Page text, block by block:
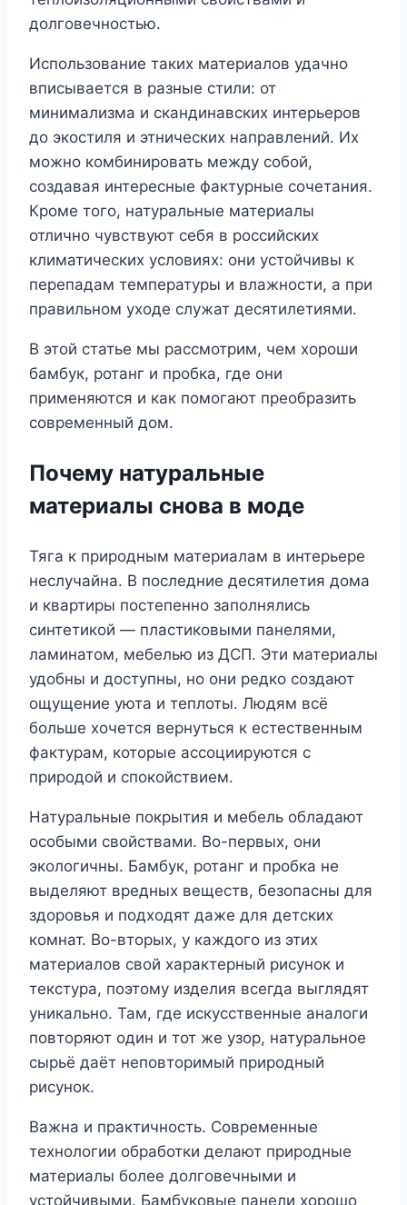
долговечностью.
Использование таких материалов удачно
вписывается в разные стили: от
минимализма и скандинавских интерьеров
до экостиля и этнических направлений. Их
можно комбинировать между собой,
создавая интересные фактурные сочетания.
Кроме того, натуральные материалы
отлично чувствуют себя в российских
климатических условиях: они устойчивы к
перепадам температуры и влажности, а при
правильном уходе служат десятилетиями.
В этой статье мы рассмотрим, чем хороши
бамбук, ротанг и пробка, где они
применяются и как помогают преобразить
современный дом.
Почему натуральные
материалы снова в моде
Тяга к природным материалам в интерьере
неслучайна. В последние десятилетия дома
и квартиры постепенно заполнялись
синтетикой — пластиковыми панелями,
ламинатом, мебелью из ДСП. Эти материалы
удобны и доступны, но они редко создают
ощущение уюта и теплоты. Людям всё
больше хочется вернуться к естественным
фактурам, которые ассоциируются с
природой и спокойствием.
Натуральные покрытия и мебель обладают
особыми свойствами. Во-первых, они
экологичны. Бамбук, ротанг и пробка не
выделяют вредных веществ, безопасны для
здоровья и подходят даже для детских
комнат. Во-вторых, у каждого из этих
материалов свой характерный рисунок и
текстура, поэтому изделия всегда выглядят
уникально. Там, где искусственные аналоги
повторяют один и тот же узор, натуральное
сырьё даёт неповторимый природный
рисунок.
Важна и практичность. Современные
технологии обработки делают природные
материалы более долговечными и
устойчивыми. Бамбуковые панели хорошо